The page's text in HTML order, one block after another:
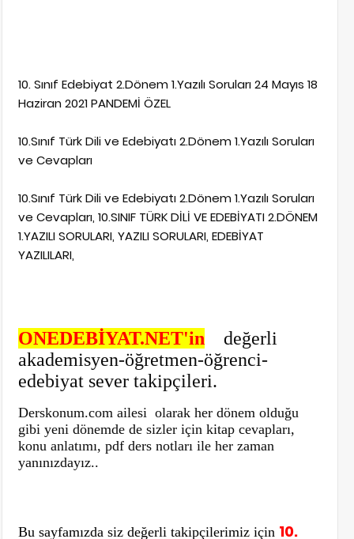
10. Sınıf Edebiyat 2.Dönem 1.Yazılı Soruları 24 Mayıs 18
Haziran 2021 PANDEMİ ÖZEL
10.Sınıf Türk Dili ve Edebiyatı 2.Dönem 1.Yazılı Soruları
ve Cevapları
10.Sınıf Türk Dili ve Edebiyatı 2.Dönem 1.Yazılı Soruları
ve Cevapları, 10.SINIF TÜRK DİLİ VE EDEBİYATI 2.DÖNEM
1.YAZILI SORULARI, YAZILI SORULARI, EDEBİYAT
YAZILILARI,
ONEDEBİYAT.NET'in
değerli
akademisyen-öğretmen-öğrenci-
edebiyat sever takipçileri.
Derskonum.com ailesi olarak her dönem olduğu
gibi yeni dönemde de sizler için kitap cevapları,
konu anlatımı, pdf ders notları ile her zaman
yanınızdayız..
Bu sayfamızda siz değerli takipçilerimiz için 10.